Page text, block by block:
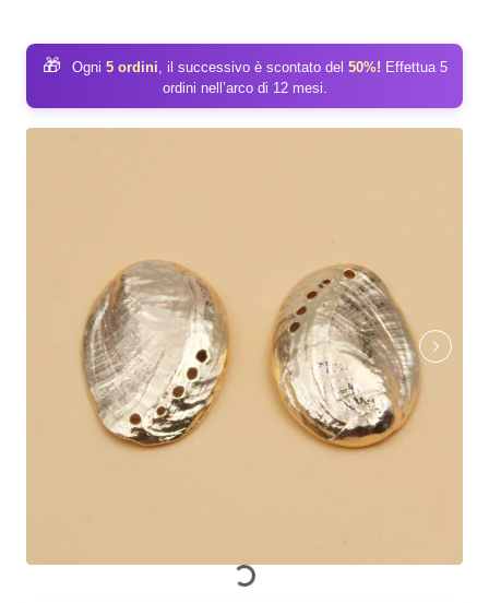
🎁 Ogni 5 ordini, il successivo è scontato del 50%! Effettua 5
ordini nell’arco di 12 mesi.